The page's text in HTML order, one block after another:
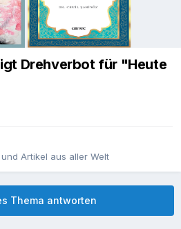
Drehverbot für "Heute
Artikel aus aller Welt
Thema antworten